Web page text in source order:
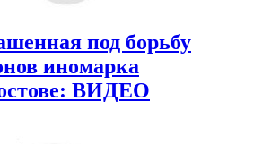
под борьбу
иномарка
ВИДЕО